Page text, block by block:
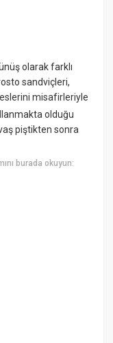
olarak farklı
sandviçleri,
misafirleriyle
olduğu
piştikten sonra
burada okuyun: